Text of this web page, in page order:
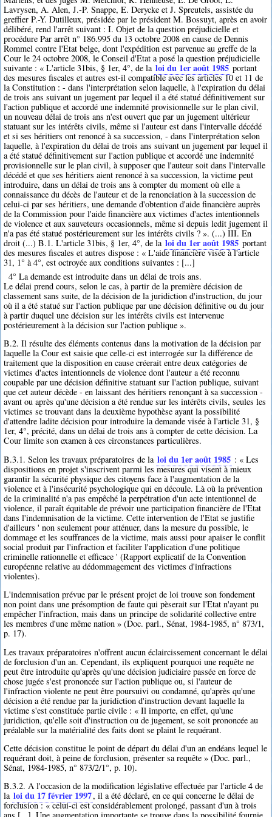
Lavrysen, A. Alen, J.-P. Snappe, E. Derycke et J. Spreutels, assistée du
greffier P.-Y. Dutilleux, présidée par le président M. Bossuyt, après en avoir
délibéré, rend l'arrêt suivant : I. Objet de la question préjudicielle et
procédure Par arrêt n° 186.995 du 13 octobre 2008 en cause de Dennis
Rommel contre l'Etat belge, dont l'expédition est parvenue au greffe de la
Cour le 24 octobre 2008, le Conseil d'Etat a posé la question préjudicielle
suivante : « L'article 31bis, § 1er, 4°, de la loi du 1er août 1985 portant
des mesures fiscales et autres est-il compatible avec les articles 10 et 11 de
la Constitution : - dans l'interprétation selon laquelle, à l'expiration du délai
de trois ans suivant un jugement par lequel il a été statué définitivement sur
l'action publique et accordé une indemnité provisionnelle sur le plan civil,
un nouveau délai de trois ans n'est ouvert que par un jugement ultérieur
statuant sur les intérêts civils, même si l'auteur est dans l'intervalle décédé
et si ses héritiers ont renoncé à sa succession, - dans l'interprétation selon
laquelle, à l'expiration du délai de trois ans suivant un jugement par lequel il
a été statué définitivement sur l'action publique et accordé une indemnité
provisionnelle sur le plan civil, à supposer que l'auteur soit dans l'intervalle
décédé et que ses héritiers aient renoncé à sa succession, la victime peut
introduire, dans un délai de trois ans à compter du moment où elle a
connaissance du décès de l'auteur et de la renonciation à la succession de
celui-ci par ses héritiers, une demande d'obtention d'aide financière auprès
de la Commission pour l'aide financière aux victimes d'actes intentionnels
de violence et aux sauveteurs occasionnels, même si depuis ledit jugement il
n'a pas été statué postérieurement sur les intérêts civils ? ». (...) III. En
droit (...) B.1. L'article 31bis, § 1er, 4°, de la loi du 1er août 1985 portant
des mesures fiscales et autres dispose : « L'aide financière visée à l'article
31, 1° à 4°, est octroyée aux conditions suivantes : [...]
4° La demande est introduite dans un délai de trois ans.
Le délai prend cours, selon le cas, à partir de la première décision de
classement sans suite, de la décision de la juridiction d'instruction, du jour
où il a été statué sur l'action publique par une décision définitive ou du jour
à partir duquel une décision sur les intérêts civils est intervenue
postérieurement à la décision sur l'action publique ».
B.2. Il résulte des éléments contenus dans la motivation de la décision par
laquelle la Cour est saisie que celle-ci est interrogée sur la différence de
traitement que la disposition en cause créerait entre deux catégories de
victimes d'actes intentionnels de violence dont l'auteur a été reconnu
coupable par une décision définitive statuant sur l'action publique, suivant
que cet auteur décède - en laissant des héritiers renonçant à sa succession -
avant ou après qu'une décision a été rendue sur les intérêts civils, seules les
victimes se trouvant dans la deuxième hypothèse ayant la possibilité
d'attendre ladite décision pour introduire la demande visée à l'article 31, §
1er, 4°, précité, dans un délai de trois ans à compter de cette décision. La
Cour limite son examen à ces circonstances particulières.
B.3.1. Selon les travaux préparatoires de la loi du 1er août 1985 : « Les
dispositions en projet s'inscrivent parmi les mesures qui visent à mieux
garantir la sécurité physique des citoyens face à l'augmentation de la
violence et à l'insécurité psychologique qui en découle. Là où la prévention
de la criminalité n'a pas empêché la perpétration d'un acte intentionnel de
violence, il paraît équitable de prévoir une participation financière de l'Etat
dans l'indemnisation de la victime. Cette intervention de l'Etat se justifie
d'ailleurs ' non seulement pour atténuer, dans la mesure du possible, le
dommage et les souffrances de la victime, mais aussi pour apaiser le conflit
social produit par l'infraction et faciliter l'application d'une politique
criminelle rationnelle et efficace ' (Rapport explicatif de la Convention
européenne relative au dédommagement des victimes d'infractions
violentes).
L'indemnisation prévue par le présent projet de loi trouve son fondement
non point dans une présomption de faute qui pèserait sur l'Etat n'ayant pu
empêcher l'infraction, mais dans un principe de solidarité collective entre
les membres d'une même nation » (Doc. parl., Sénat, 1984-1985, n° 873/1,
p. 17).
Les travaux préparatoires n'offrent aucun éclaircissement concernant le délai
de forclusion d'un an. Cependant, ils expliquent pourquoi une requête ne
peut être introduite qu'après qu'une décision judiciaire passée en force de
chose jugée s'est prononcée sur l'action publique ou, si l'auteur de
l'infraction violente ne peut être poursuivi ou condamné, qu'après qu'une
décision a été rendue par la juridiction d'instruction devant laquelle la
victime s'est constituée partie civile : « Il importe, en effet, qu'une
juridiction, qu'elle soit d'instruction ou de jugement, se soit prononcée au
préalable sur la matérialité des faits dont se plaint le requérant.
Cette décision constitue le point de départ du délai d'un an endéans lequel le
requérant doit, à peine de forclusion, présenter sa requête » (Doc. parl.,
Sénat, 1984-1985, n° 873/2/1°, p. 10).
B.3.2. A l'occasion de la modification législative effectuée par l'article 4 de
la loi du 17 février 1997, il a été déclaré, en ce qui concerne le délai de
forclusion : « celui-ci est considérablement prolongé, passant d'un à trois